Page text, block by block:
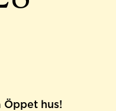
Öppet hus!